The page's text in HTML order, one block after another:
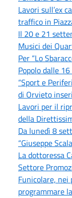
Lavori sull’ex
traffico in
Il 20 e 21
Musici dei
Per “Lo
Popolo dalle
“Sport e
di Orvieto
Lavori per il
della
Da lunedì 8
“Giuseppe
La dottoressa
Settore
Funicolare,
programmare